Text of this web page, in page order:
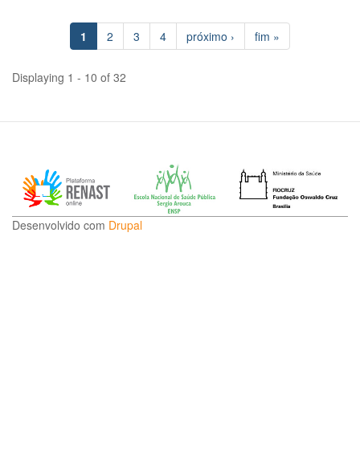
horas
1 2 3 4 próximo › fim »
Displaying 1 - 10 of 32
Desenvolvido com Drupal